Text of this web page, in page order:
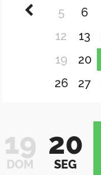
5
6
12
13
19
20
26
27
19
DOM
20
SEG